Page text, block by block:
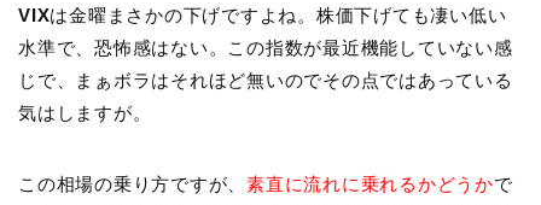
VIXは金曜まさかの下げですよね。株価下げても凄い低い
水準で、恐怖感はない。この指数が最近機能していない感
じで、まぁボラはそれほど無いのでその点ではあっている
気はしますが。
この相場の乗り方ですが、素直に流れに乗れるかどうかで